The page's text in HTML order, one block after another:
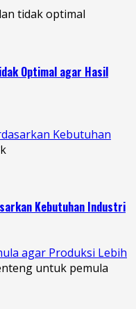
Optimal agar Hasil
Kebutuhan
Kebutuhan Industri
agar Produksi Lebih